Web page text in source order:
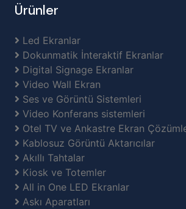
Ürünler
Led Ekranlar
Dokunmatik İnteraktif Ekranlar
Digital Signage Ekranlar
Video Wall Ekran
Ses ve Görüntü Sistemleri
Video Konferans sistemleri
Otel TV ve Ankastre Ekran
Kablosuz Görüntü Aktarıcılar
Akıllı Tahtalar
Kiosk ve Totemler
All in One LED Ekranlar
Askı Aparatları